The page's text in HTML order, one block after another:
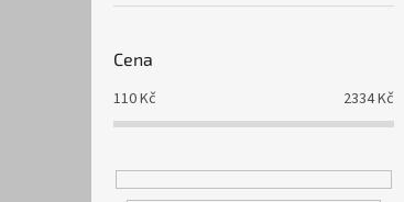
Cena
110Kč 2334Kč